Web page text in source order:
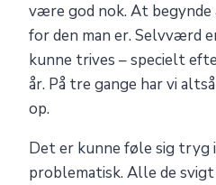
være god nok. At begynde
for den man er. Selvværd
kunne trives – specielt
år. På tre gange har vi
op.
Det er kunne føle sig tryg
problematisk. Alle de